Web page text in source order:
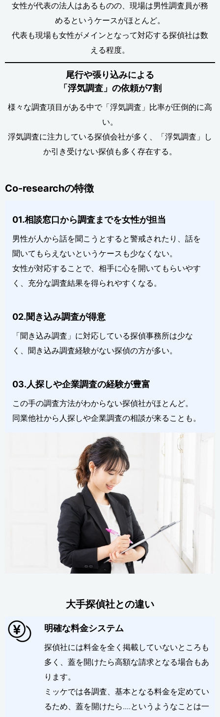
女性が代表の法人はあるものの、現場は男性調査員が務
めるというケースがほとんど。
代表も現場も女性がメインとなって対応する探偵社は数
える程度。
尾行や張り込みによる
「浮気調査」の依頼が7割
様々な調査項目がある中で「浮気調査」比率が圧倒的に高
い。
浮気調査に注力している探偵会社が多く、「浮気調査」し
か引き受けない探偵も多く存在する。
Co-researchの特徴
01.相談窓口から調査までを女性が担当
男性が人から話を聞こうとすると警戒されたり、話を
聞いてもらえないというケースも少なくない。
女性が対応することで、相手に心を開いてもらいやす
く、充分な調査結果を得られやすくなる。
02.聞き込み調査が得意
「聞き込み調査」に対応している探偵事務所は少な
く、聞き込み調査経験がない探偵の方が多い。
03.人探しや企業調査の経験が豊富
この手の調査方法がわからない探偵社がほとんど。
同業他社から人探しや企業調査の相談が来ることも。
大手探偵社との違い
明確な料金システム
探偵社には料金を全く掲載していないところも
多く、蓋を開けたら高額な請求となる場合もあ
ります。
ミッケでは各調査、基本となる料金を定めてい
るため、蓋を開けたら....というようなことは一